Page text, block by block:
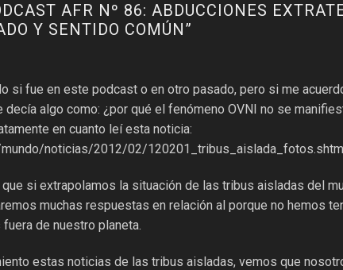
AFR Nº 86: ABDUCCIONES
Y SENTIDO COMÚN”
si fue en este podcast o en otro pasado, pero si me
decía algo como: ¿por qué el fenómeno OVNI no se
en cuanto leí esta noticia:
noticias/2012/02/120201_tribus_aislada_fotos.shtml
si extrapolamos la situación de las tribus aisladas del
muchas respuestas en relación al porque no hemos
de nuestro planeta.
estas noticias de las tribus aisladas, vemos que